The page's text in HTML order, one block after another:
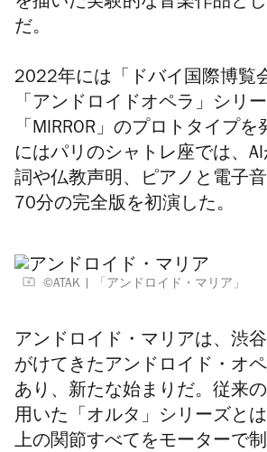
を描いた実験的な音楽作品と
だ。
2022年には「 ドバイ国際博覧
「アンドロイドオペラ」シリ
「MIRROR」のプロトタイプ
にはパリのシャトレ座では、
詞や仏教声明、ピアノと電子
70分の完全版を初演した。
©︎ATAK 「アンドロイド・マリア」
アンドロイド・マリアは、渋
がけてきたアンドロイド・オ
あり、新たな始まりだ。従来
用いた「オルタ」シリーズと
上の関節すべてをモーターで